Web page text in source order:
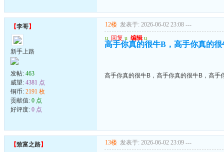
【李哥】
新手上路
发帖: 463
威望: 4381 点
铜币: 2191 枚
贡献值: 0 点
好评度: 0 点
12楼 发表于: 2026-06-02 23:08 ---
u 回复 u 编辑 u
高手你真的很牛B，高手你真的
高手你真的很牛B，高手你真的很牛B，高手
【致富之路】 13楼 发表于: 2026-06-02 23:09 ---